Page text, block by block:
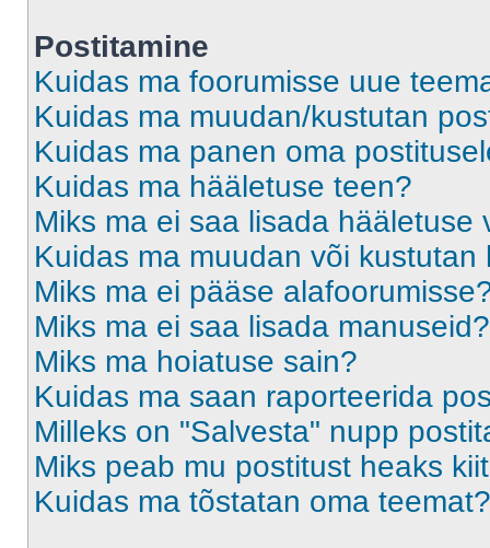
Postitamine
Kuidas ma foorumisse uue
Kuidas ma muudan/kustutan
Kuidas ma panen oma
Kuidas ma hääletuse teen?
Miks ma ei saa lisada hääletuse
Kuidas ma muudan või kustutan
Miks ma ei pääse
Miks ma ei saa lisada manuseid?
Miks ma hoiatuse sain?
Kuidas ma saan raporteerida
Milleks on "Salvesta" nupp
Miks peab mu postitust heaks
Kuidas ma tõstatan oma teemat?